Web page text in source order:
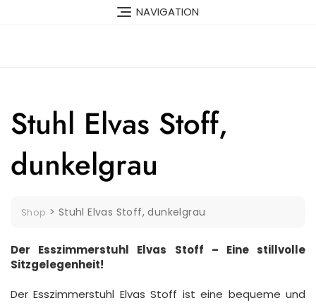
NAVIGATION
Stuhl Elvas Stoff,
dunkelgrau
Shop > Stuhl Elvas Stoff, dunkelgrau
Der Esszimmerstuhl Elvas Stoff – Eine stillvolle
Sitzgelegenheit!
Der Esszimmerstuhl Elvas Stoff ist eine bequeme und